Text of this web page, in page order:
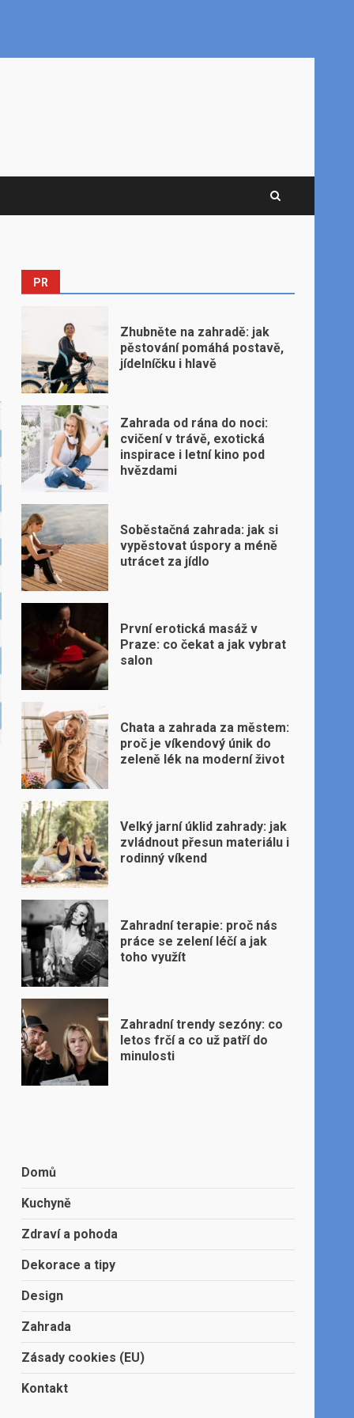
PR
Zhubněte na zahradě: jak
pěstování pomáhá postavě,
jídelníčku i hlavě
Zahrada od rána do noci:
cvičení v trávě, exotická
inspirace i letní kino pod
hvězdami
Soběstačná zahrada: jak si
vypěstovat úspory a méně
utrácet za jídlo
První erotická masáž v
Praze: co čekat a jak vybrat
salon
Chata a zahrada za městem:
proč je víkendový únik do
zeleně lék na moderní život
Velký jarní úklid zahrady: jak
zvládnout přesun materiálu i
rodinný víkend
Zahradní terapie: proč nás
práce se zelení léčí a jak
toho využít
Zahradní trendy sezóny: co
letos frčí a co už patří do
minulosti
Domů
Kuchyně
Zdraví a pohoda
Dekorace a tipy
Design
Zahrada
Zásady cookies (EU)
Kontakt